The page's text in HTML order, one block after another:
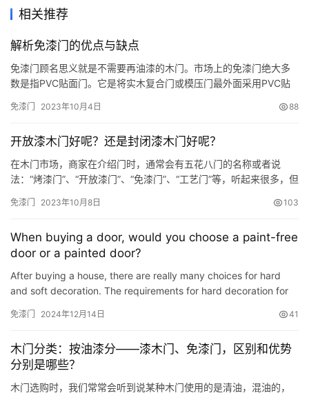
相关推荐
解析免漆门的优点与缺点
免漆门顾名思义就是不需要再油漆的木门。市场上的免漆门绝大多
数是指PVC贴面门。它是将实木复合门或模压门最外面采用PVC贴
一种就是工厂已经进行油漆处理的成品木门也叫免漆门。 免漆门的
面加了一层PVC膜，因此肉眼观察免漆门，可以看到原木肌理…
免漆门 2023年10月4日 88
开放漆木门好呢？还是封闭漆木门好呢？
在木门市场，商家在介绍门时，通常会有五花八门的名称或者说
法：“烤漆门”、“开放漆门”、“免漆门”、“工艺门”等，听起来很多，但
门，指的就是表面工艺。 目前市面上的木门，表面处理一般为烤
问，是开放漆的木门好呢？还是封闭漆的木门好呢？ NO.1、烤漆…
免漆门 2023年10月8日 103
When buying a door, would you choose a paint-free
door or a painted door?
After buying a house, there are really many choices for hard
and soft decoration. The requirements for hard decoration for
免漆门 2024年12月14日 41
木门分类：按油漆分——漆木门、免漆门，区别和优势
分别是哪些？
木门选购时，我们常常会听到说某种木门使用的是清油，混油的，